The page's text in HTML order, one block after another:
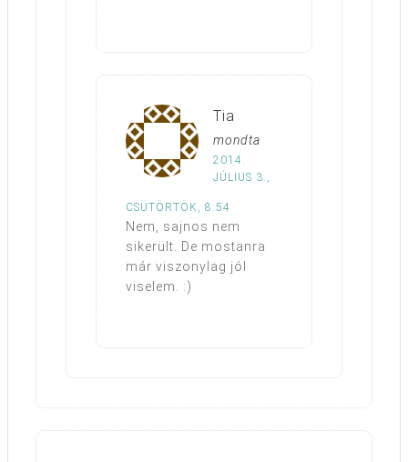
Tia
mondta
2014.
JÚLIUS 3.,
CSÜTÖRTÖK, 8:54
Nem, sajnos nem
sikerült. De mostanra
már viszonylag jól
viselem. :)